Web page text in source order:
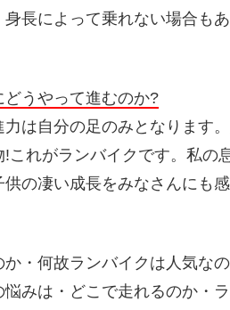
長によって乗れない場合もあ
うやって進むのか?
は自分の足のみとなります
これがランバイクです。私の
の凄い成長をみなさんにも
・何故ランバイクは人気な
みは・どこで走れるのか・